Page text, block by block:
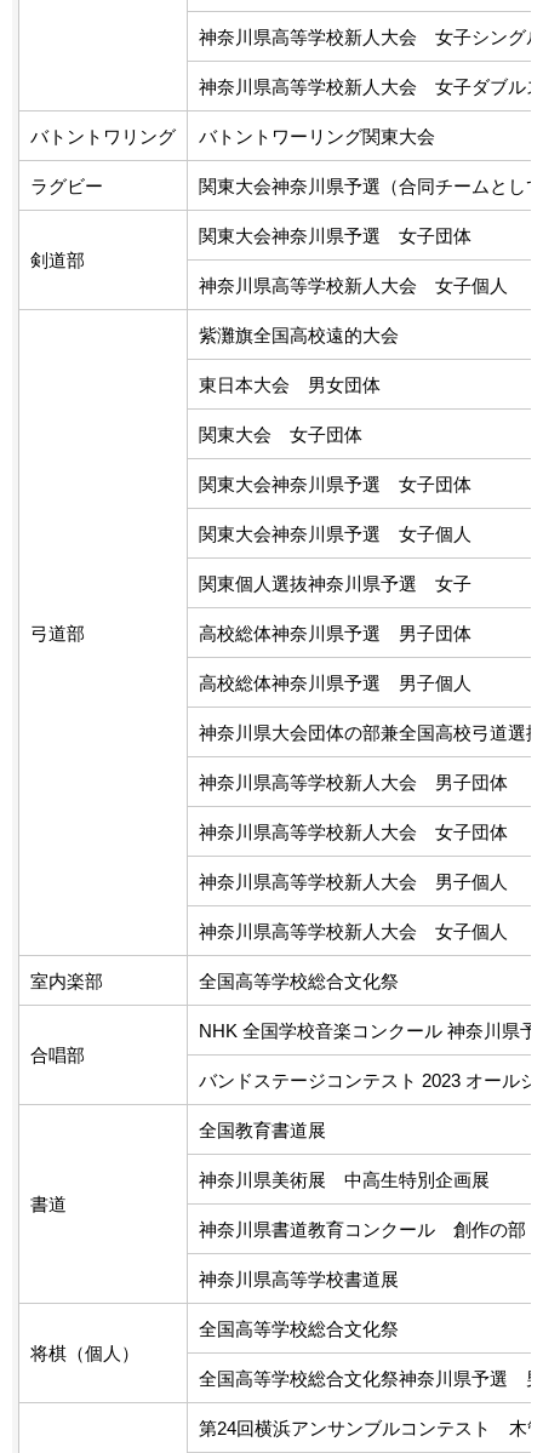
神奈川県高等学校新人大会 女子シング
神奈川県高等学校新人大会 女子ダブルス
バトントワリング バトントワーリング関東大会
ラグビー 関東大会神奈川県予選（合同チームとし
剣道部
関東大会神奈川県予選 女子団体
神奈川県高等学校新人大会 女子個人
弓道部
紫灘旗全国高校遠的大会
東日本大会 男女団体
関東大会 女子団体
関東大会神奈川県予選 女子団体
関東大会神奈川県予選 女子個人
関東個人選抜神奈川県予選 女子
高校総体神奈川県予選 男子団体
高校総体神奈川県予選 男子個人
神奈川県大会団体の部兼全国高校弓道選
神奈川県高等学校新人大会 男子団体
神奈川県高等学校新人大会 女子団体
神奈川県高等学校新人大会 男子個人
神奈川県高等学校新人大会 女子個人
室内楽部 全国高等学校総合文化祭
合唱部
NHK 全国学校音楽コンクール 神奈川県予
バンドステージコンテスト 2023 オール
書道
全国教育書道展
神奈川県美術展 中高生特別企画展
神奈川県書道教育コンクール 創作の部
神奈川県高等学校書道展
将棋（個人）
全国高等学校総合文化祭
全国高等学校総合文化祭神奈川県予選
第24回横浜アンサンブルコンテスト 木